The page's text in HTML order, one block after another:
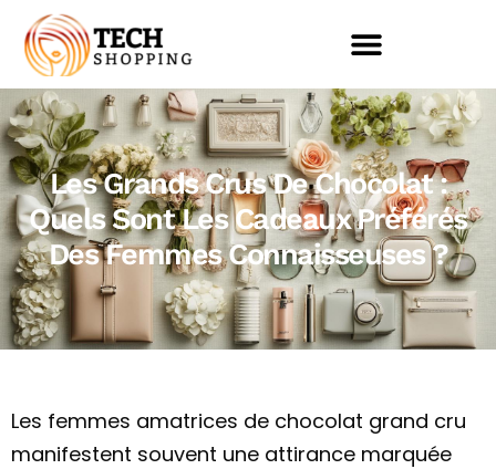
Les Grands Crus De Chocolat :
Quels Sont Les Cadeaux Préférés
Des Femmes Connaisseuses ?
Les femmes amatrices de chocolat grand cru
manifestent souvent une attirance marquée